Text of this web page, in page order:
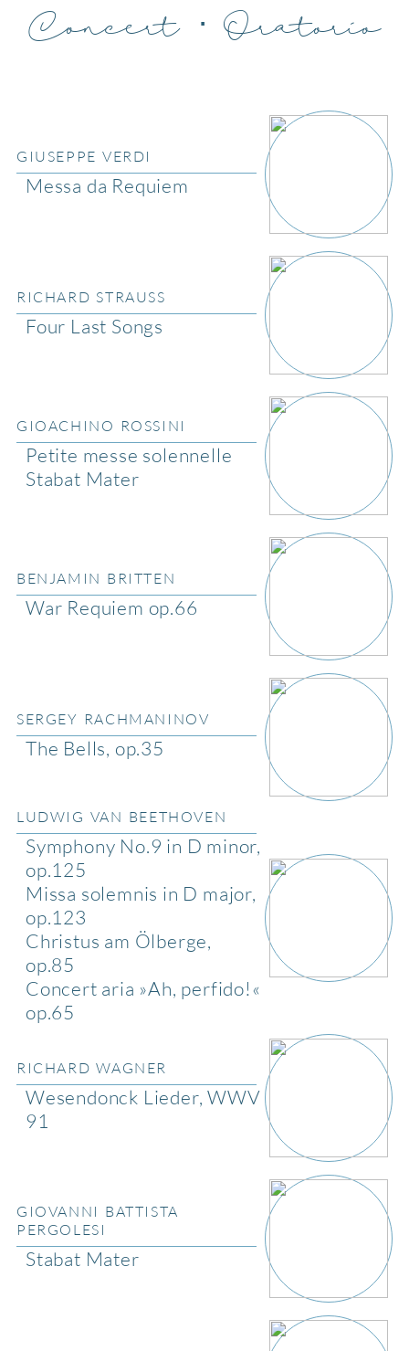
Concert · Oratorio
GIUSEPPE VERDI
Messa da Requiem
RICHARD STRAUSS
Four Last Songs
GIOACHINO ROSSINI
Petite messe solennelle
Stabat Mater
BENJAMIN BRITTEN
War Requiem op.66
SERGEY RACHMANINOV
The Bells, op.35
LUDWIG VAN BEETHOVEN
Symphony No.9 in D minor,
op.125
Missa solemnis in D major,
op.123
Christus am Ölberge,
op.85
Concert aria »Ah, perfido!«
op.65
RICHARD WAGNER
Wesendonck Lieder, WWV
91
GIOVANNI BATTISTA
PERGOLESI
Stabat Mater